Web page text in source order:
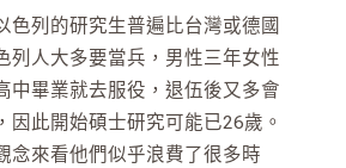
色列的研究生普遍比台灣或德國
列人大多要當兵，男性三年女性
中畢業就去服役，退伍後又多會
因此開始碩士研究可能已26歲。
念來看他們似乎浪費了很多時